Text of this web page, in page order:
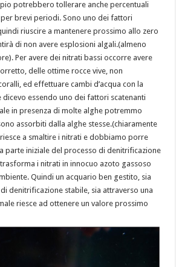
potrebbero tollerare anche percentuali
brevi periodi. Sono uno dei fattori
riuscire a mantenere prossimo allo zero
di non avere esplosioni algali.(almeno
Per avere dei nitrati bassi occorre avere
delle ottime rocce vive, non
ed effettuare cambi d’acqua con la
dicevo essendo uno dei fattori scatenanti
in presenza di molte alghe potremmo
assorbiti dalla alghe stesse.(chiaramente
a smaltire i nitrati e dobbiamo porre
parte iniziale del processo di denitrificazione
i nitrati in innocuo azoto gassoso
Quindi un acquario ben gestito, sia
denitrificazione stabile, sia attraverso una
riesce ad ottenere un valore prossimo